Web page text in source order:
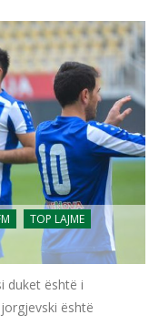
TOP LAJME
duket është i
është